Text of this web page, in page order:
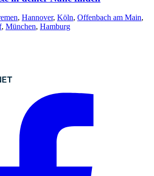
, Hannover, Köln, Offenbach am Main,
, München, Hamburg